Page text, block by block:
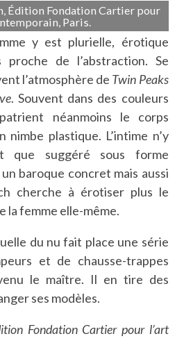
Édition Fondation Cartier pour
Paris.
y est plurielle, érotique
de l’abstraction. Se
l’atmosphère de Twin Peaks
. Souvent dans des couleurs
néanmoins le corps
nimbe plastique. L’intime n’y
que suggéré sous forme
baroque concret mais aussi
cherche à érotiser plus le
la femme elle-même.
du nu fait place une série
et de chausse-trappes
le maître. Il en tire des
ses modèles.
Fondation Cartier pour l’art